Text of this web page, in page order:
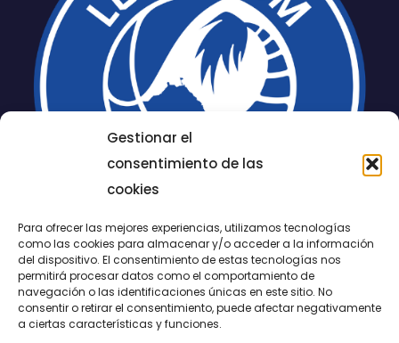
Gestionar el
consentimiento de las
cookies
Para ofrecer las mejores experiencias, utilizamos tecnologías
como las cookies para almacenar y/o acceder a la información
del dispositivo. El consentimiento de estas tecnologías nos
permitirá procesar datos como el comportamiento de
navegación o las identificaciones únicas en este sitio. No
consentir o retirar el consentimiento, puede afectar negativamente
a ciertas características y funciones.
LUCENTUM